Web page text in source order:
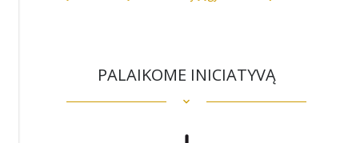
PALAIKOME INICIATYVĄ